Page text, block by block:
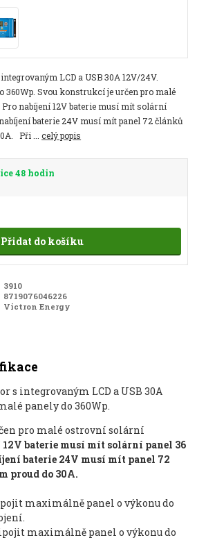
LCD a USB 30A 12V/24V.
360Wp. Svou konstrukcí je určen pro malé
nabíjení 12V baterie musí mít solární
baterie 24V musí mít panel 72 článků
Při ...celý popis
48 hodin
Přidat do košíku
3910
8719076046226
Victron Energy
s integrovaným LCD a USB 30A
panely do 360Wp.
pro malé ostrovní solární
baterie musí mít solární panel 36
baterie 24V musí mít panel 72
proud do 30A.
maximálně panel o výkonu do
maximálně panel o výkonu do